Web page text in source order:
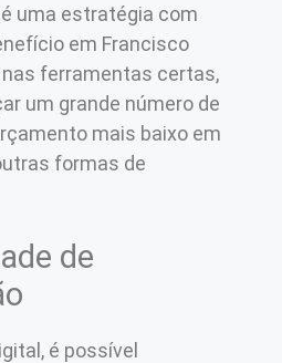
uma estratégia com
em Francisco
ferramentas certas,
um grande número de
mais baixo em
formas de
de
é possível